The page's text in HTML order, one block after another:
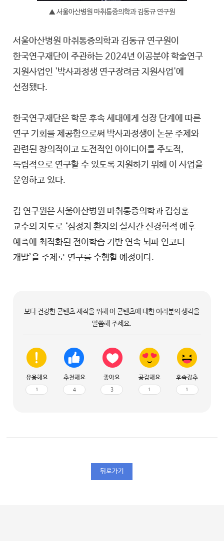
▲ 서울아산병원 마취통증의학과 김동규 연구원
서울아산병원 마취통증의학과 김동규 연구원이
한국연구재단이 주관하는 2024년 이공분야 학술연구
지원사업인 '박사과정생 연구장려금 지원사업'에
선정됐다.
한국연구재단은 학문 후속 세대에게 성장 단계에 따른
연구 기회를 제공함으로써 박사과정생이 논문 주제와
관련된 창의적이고 도전적인 아이디어를 주도적,
독립적으로 연구할 수 있도록 지원하기 위해 이 사업을
운영하고 있다.
김 연구원은 서울아산병원 마취통증의학과 김성훈
교수의 지도로 ‘심정지 환자의 실시간 신경학적 예후
예측에 최적화된 전이학습 기반 연속 뇌파 인코더
개발’을 주제로 연구를 수행할 예정이다.
보다 건강한 콘텐츠 제작을 위해 이 콘텐츠에 대한 여러분의 생각을
말씀해 주세요.
유용해요
1
추천해요
4
좋아요
3
공감해요
1
후속강추
1
뒤로가기